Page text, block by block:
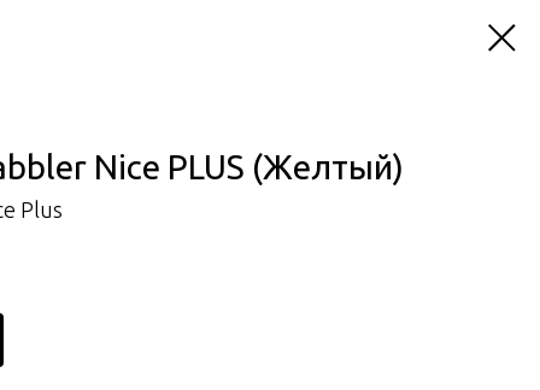
Nice PLUS (Желтый)
Plus